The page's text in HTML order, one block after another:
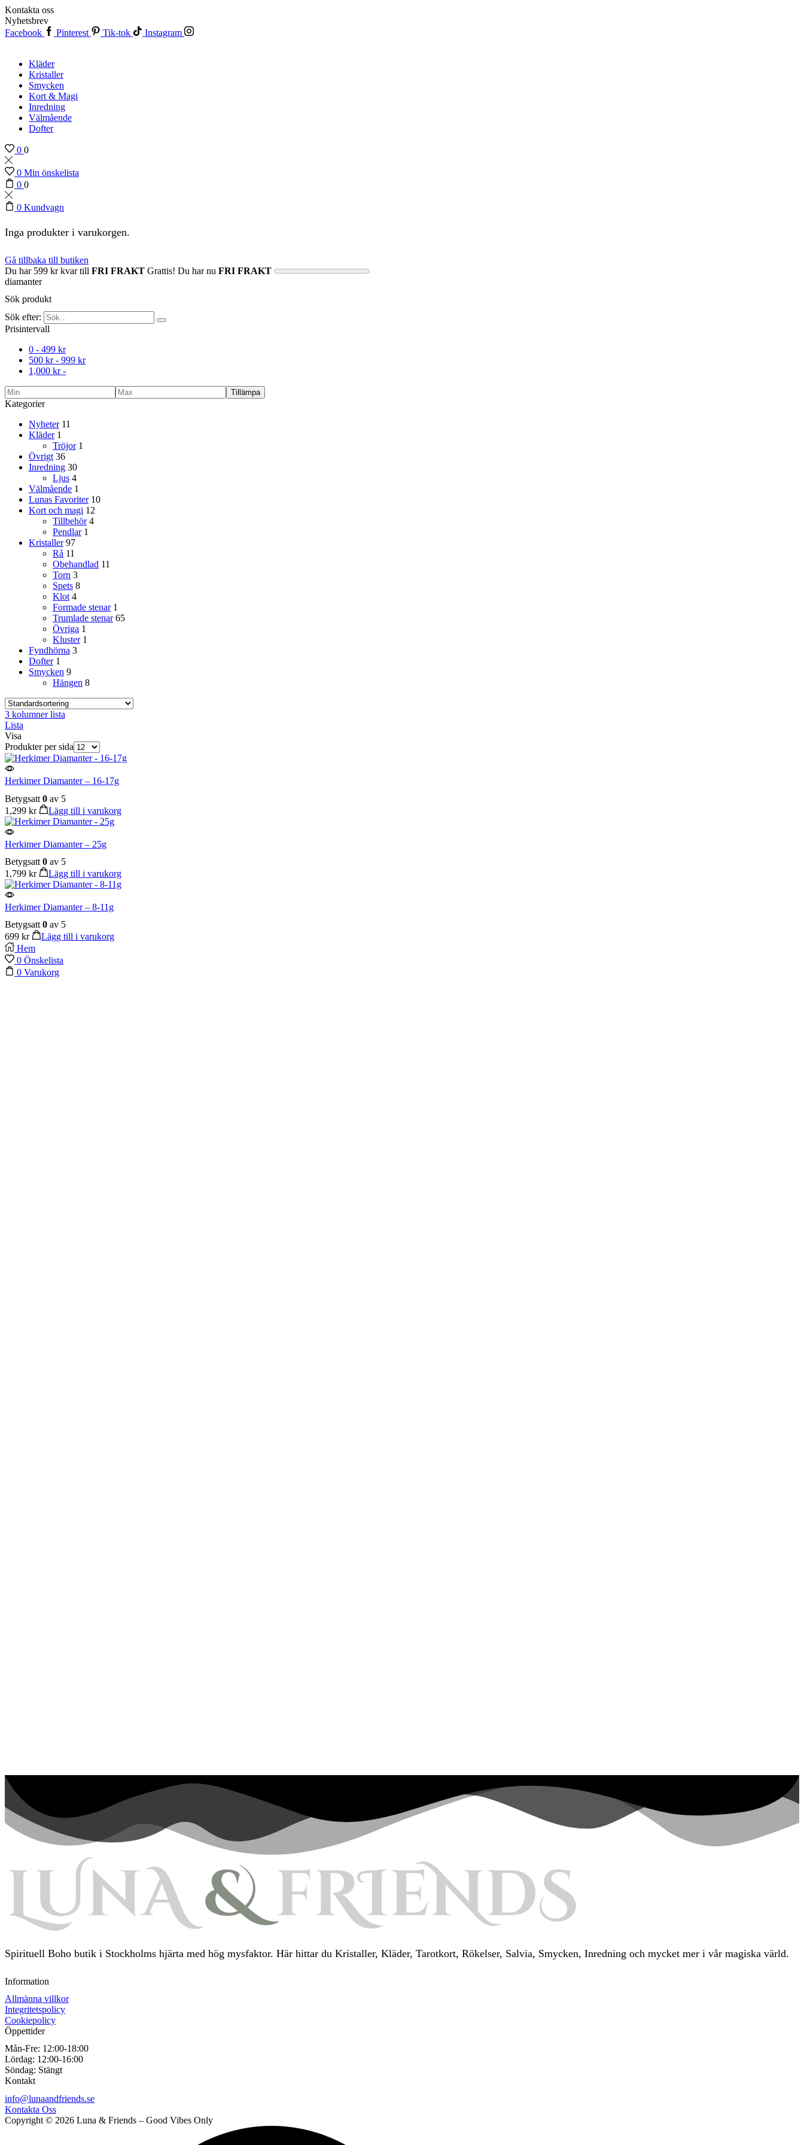
Kontakta oss
Nyhetsbrev
Facebook
Pinterest Tik-tok Instagram
Kläder
Kristaller
Smycken
Kort & Magi
Inredning
Välmående
Dofter
0 0
0 Min önskelista
0 0
0 Kundvagn
Inga produkter i varukorgen.
Gå tillbaka till butiken
Du har 599 krkvar till FRI FRAKT Grattis! Du har nu FRI FRAKT
diamanter
Sök produkt
Sök efter:
Prisintervall
0 - 499 kr
500 kr- 999 kr
1,000 kr-
Tillämpa
Kategorier
Nyheter 11
Kläder 1
Tröjor 1
Övrigt 36
Inredning 30
Ljus 4
Välmående 1
Lunas Favoriter 10
Kort och magi 12
Tillbehör 4
Pendlar 1
Kristaller 97
Rå 11
Obehandlad 11
Torn 3
Spets 8
Klot 4
Formade stenar 1
Trumlade stenar 65
Övriga 1
Kluster 1
Fyndhörna 3
Dofter 1
Smycken 9
Hängen 8
3 kolumner lista
Lista
Visa
Produkter per sida
Herkimer Diamanter – 16-17g
Betygsatt 0 av 5
1,299 kr Lägg till i varukorg
Herkimer Diamanter – 25g
Betygsatt 0 av 5
1,799 kr Lägg till i varukorg
Herkimer Diamanter – 8-11g
Betygsatt 0 av 5
699 kr
Lägg till i varukorg
Hem
0 Önskelista
0 Varukorg
Spirituell Boho butik i Stockholms hjärta med hög mysfaktor. Här hittar du Kristaller, Kläder, Tarotkort, Rökelser, Salvia, Smycken, Inredning och mycket mer i vår magiska värld.
Information
Allmänna villkor
Integritetspolicy
Cookiepolicy
Öppettider
Mån-Fre: 12:00-18:00
Lördag: 12:00-16:00
Söndag: Stängt
Kontakt
info@lunaandfriends.se
Kontakta Oss
Copyright © 2026 Luna & Friends – Good Vibes Only